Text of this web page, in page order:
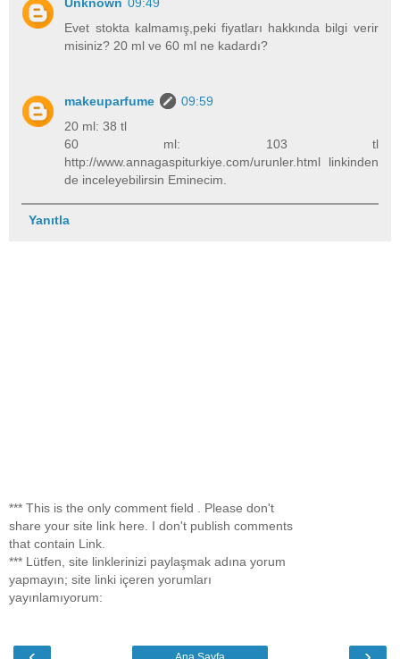
Evet stokta kalmamış,peki fiyatları hakkında bilgi verir
misiniz? 20 ml ve 60 ml ne kadardı?
makeuparfume
09:59
20 ml: 38 tl
60 ml: 103 tl
http://www.annagaspiturkiye.com/urunler.html linkinden
de inceleyebilirsin Eminecim.
Yanıtla
*** This is the only comment field . Please don't
share your site link here. I don't publish comments
that contain Link.
*** Lütfen, site linklerinizi paylaşmak adına yorum
yapmayın; site linki içeren yorumları
yayınlamıyorum: